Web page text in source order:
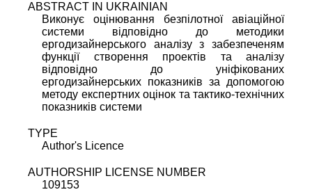
ABSTRACT IN UKRAINIAN
Виконує оцінювання безпілотної авіаційної
системи відповідно до методики
ергодизайнерського аналізу з забезпеченям
функції створення проектів та аналізу
відповідно до уніфікованих
ергодизайнерських показників за допомогою
методу експертних оцінок та тактико-технічних
показників системи
TYPE
Author's Licence
AUTHORSHIP LICENSE NUMBER
109153